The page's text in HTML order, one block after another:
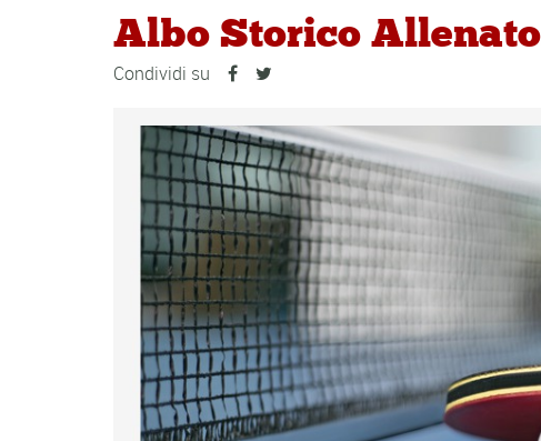
Albo Storico
Condividi su